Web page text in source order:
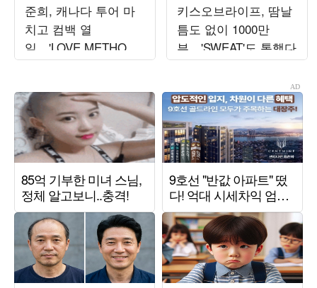
준희, 캐나다 투어 마
치고 컴백 열
일…'LOVE METHOD'
발매
키스오브라이프, 땀날
틈도 없이 1000만
뷰…'SWEAT'도 통했다